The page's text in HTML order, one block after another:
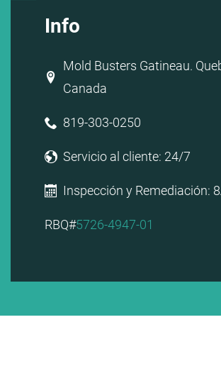
Info
Mold Busters Gatineau.
Canada
819-303-0250
Servicio al cliente: 24/7
Inspección y Remediación:
RBQ#5726-4947-01